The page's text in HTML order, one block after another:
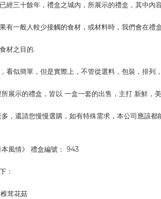
經三十餘年，禮盒之城內，所展示的禮盒，其中內
有一般人較少接觸的食材，或材料時，我們會在
材之目的.
看似簡單，但是實際上，不管從選料，包裝，排
展示的禮盒，皆以 一盒一套的出售，主打 新鮮，
，還請您慢慢選購，如有特殊需求，本公司應該
風情》 禮盒編號： 943
：
茸花菇